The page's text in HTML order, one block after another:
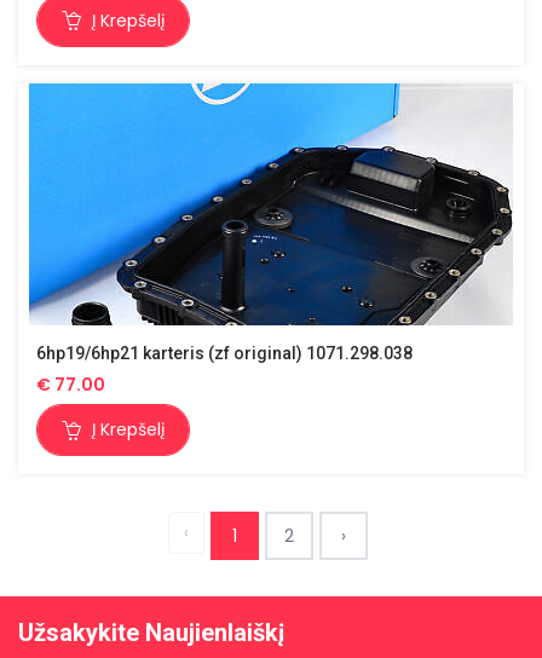
Į Krepšelį
6hp19/6hp21 karteris (zf original) 1071.298.038
€ 77.00
Į Krepšelį
‹ 1 2 ›
Užsakykite Naujienlaiškį